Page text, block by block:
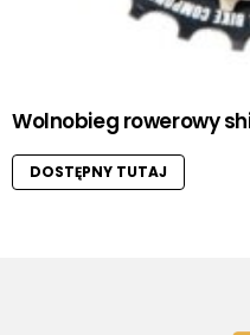
Wolnobieg rowerowy
DOSTĘPNY TUTAJ